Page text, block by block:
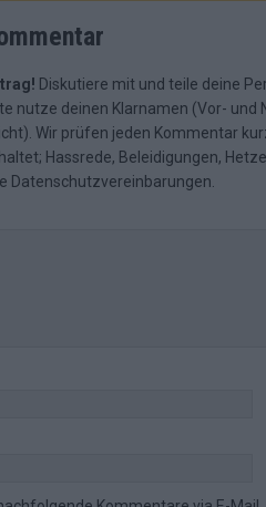
Diskutiere mit und teile deine
nutze deinen Klarnamen (Vor- und
Wir prüfen jeden Kommentar
Hassrede, Beleidigungen,
Datenschutzvereinbarungen.